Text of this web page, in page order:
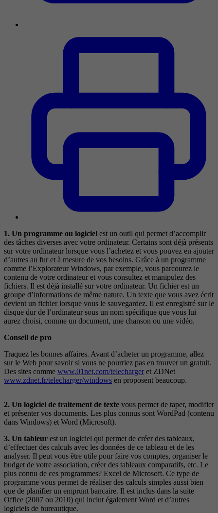
1. Un programme ou logiciel est un outil qui permet d’accomplir
des tâches diverses avec votre ordinateur. Certains sont déjà présents
sur votre ordinateur lorsque vous l’achetez et vous pouvez en ajouter
d’autres au fur et à mesure de vos besoins. Grâce à un programme
comme l’Explorateur Windows, par exemple, vous parcourez le
contenu de votre ordinateur et vous consultez et manipulez des
fichiers. Il est déjà installé sur votre ordinateur. Un fichier est un
groupe d’informations de même nature. Un texte que vous avez écrit
devient un fichier lorsque vous le sauvegardez. Il est enregistré sur le
disque dur de l’ordinateur sous un nom spécifique que vous lui
aurez choisi, comme un document, une chanson ou une vidéo.
Conseil de pro
Traquez les bonnes affaires. Avant d’acheter un programme, allez
sur le Web pour savoir si vous ne pourriez pas en trouver un gratuit.
Des sites comme www.01net.com/telecharger et ZDNet
www.zdnet.fr/telecharger/windows en proposent beaucoup.
2. Un logiciel de traitement de texte vous permet de taper, modifier
et présenter vos documents. Les plus connus sont WordPad (contenu
dans Windows) et Word (Microsoft).
3. Un tableur est un logiciel qui permet de créer des tableaux,
d’effectuer des calculs avec les données de ce tableau et de les
analyser. Il peut vous être utile pour faire vos comptes, organiser le
budget de votre association, créer des tableaux comparatifs, etc. Le
plus connu de ces programmes? Excel de Microsoft. Ce type de
programme vous permet de réaliser des calculs simples aussi bien
que de planifier un emprunt bancaire. Il est inclus dans la suite
Office (2007 ou 2010) qui inclut également Word et d’autres
logiciels de bureautique.